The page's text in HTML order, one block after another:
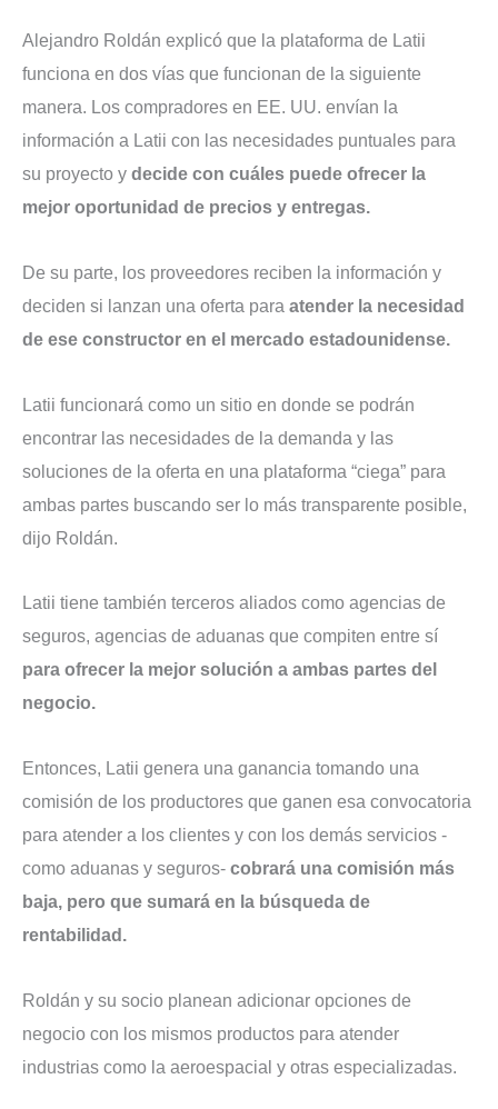
Alejandro Roldán explicó que la plataforma de Latii
funciona en dos vías que funcionan de la siguiente
manera. Los compradores en EE. UU. envían la
información a Latii con las necesidades puntuales para
su proyecto y decide con cuáles puede ofrecer la
mejor oportunidad de precios y entregas.
De su parte, los proveedores reciben la información y
deciden si lanzan una oferta para atender la necesidad
de ese constructor en el mercado estadounidense.
Latii funcionará como un sitio en donde se podrán
encontrar las necesidades de la demanda y las
soluciones de la oferta en una plataforma “ciega” para
ambas partes buscando ser lo más transparente posible,
dijo Roldán.
Latii tiene también terceros aliados como agencias de
seguros, agencias de aduanas que compiten entre sí
para ofrecer la mejor solución a ambas partes del
negocio.
Entonces, Latii genera una ganancia tomando una
comisión de los productores que ganen esa convocatoria
para atender a los clientes y con los demás servicios -
como aduanas y seguros- cobrará una comisión más
baja, pero que sumará en la búsqueda de
rentabilidad.
Roldán y su socio planean adicionar opciones de
negocio con los mismos productos para atender
industrias como la aeroespacial y otras especializadas.